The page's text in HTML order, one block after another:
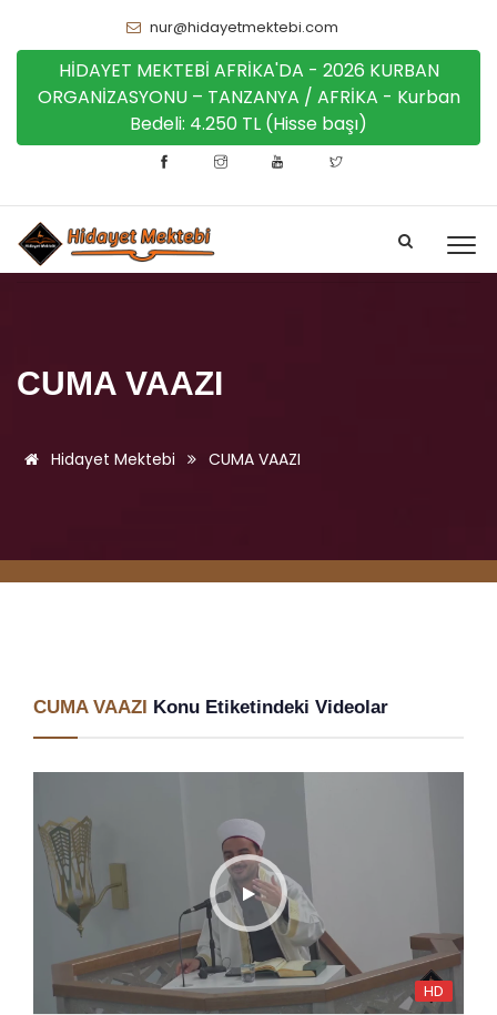
nur@hidayetmektebi.com
HİDAYET MEKTEBİ AFRİKA'DA - 2026 KURBAN
ORGANİZASYONU – TANZANYA / AFRİKA - Kurban
Bedeli: 4.250 TL (Hisse başı)
CUMA VAAZI
Hidayet Mektebi CUMA VAAZI
CUMA VAAZI Konu Etiketindeki Videolar
HD